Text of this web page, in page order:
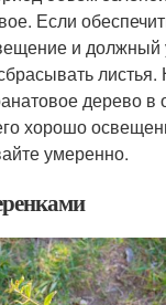
Если
и должный
листья.
дерево в
хорошо
умеренно.